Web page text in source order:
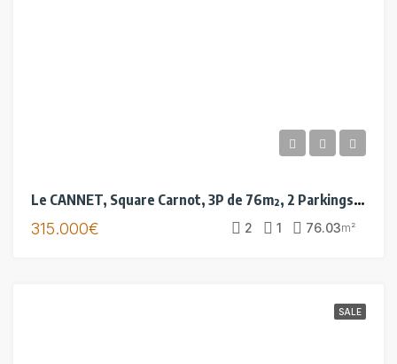
Le CANNET, Square Carnot, 3P de 76m², 2 Parkings Cave
315.000€ 2 1 76.03m²
SALE